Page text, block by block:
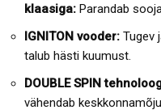
klaasiga: Parandab
IGNITON vooder: Tugev
talub hästi kuumust.
DOUBLE SPIN
vähendab